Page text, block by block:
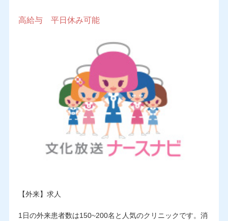
高給与 平日休み可能
【外来】求人
1日の外来患者数は150~200名と人気のクリニックです。消